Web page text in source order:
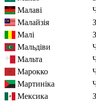
Малаві
Малайзія
Малі
Мальдіви
Мальта
Марокко
Мартиніка
Мексика